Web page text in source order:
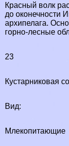
Красный волк
до оконечности
архипелага.
горно-лесные
23
Кустарниковая
Вид:
Млекопитающие